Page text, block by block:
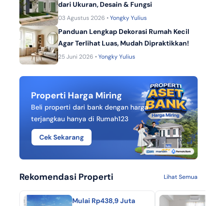
dari Ukuran, Desain & Fungsi
03 Agustus 2026 •Yongky Yulius
Panduan Lengkap Dekorasi Rumah Kecil
Agar Terlihat Luas, Mudah Dipraktikkan!
25 Juni 2026 •Yongky Yulius
Properti Harga Miring
Beli properti dari bank dengan harga
terjangkau hanya di Rumah123
Cek Sekarang
Rekomendasi Properti Lihat Semua
Mulai Rp438,9 Juta